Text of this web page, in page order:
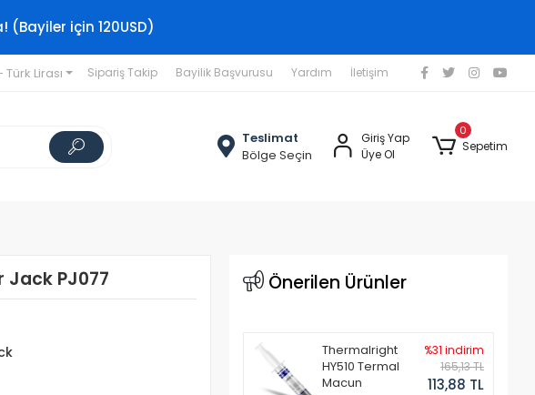
(Bayiler için 120USD)
Türk Lirası Sipariş Takip Bayilik Başvurusu Yardım İletişim
Teslimat
Bölge Seçin
Giriş Yap
Üye Ol
0
Sepetim
Jack PJ077 Önerilen Ürünler
Thermalright
HY510 Termal
Macun
%31 indirim
165,13 TL
113,88 TL